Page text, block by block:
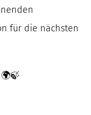
für die nächsten
🌍🍃